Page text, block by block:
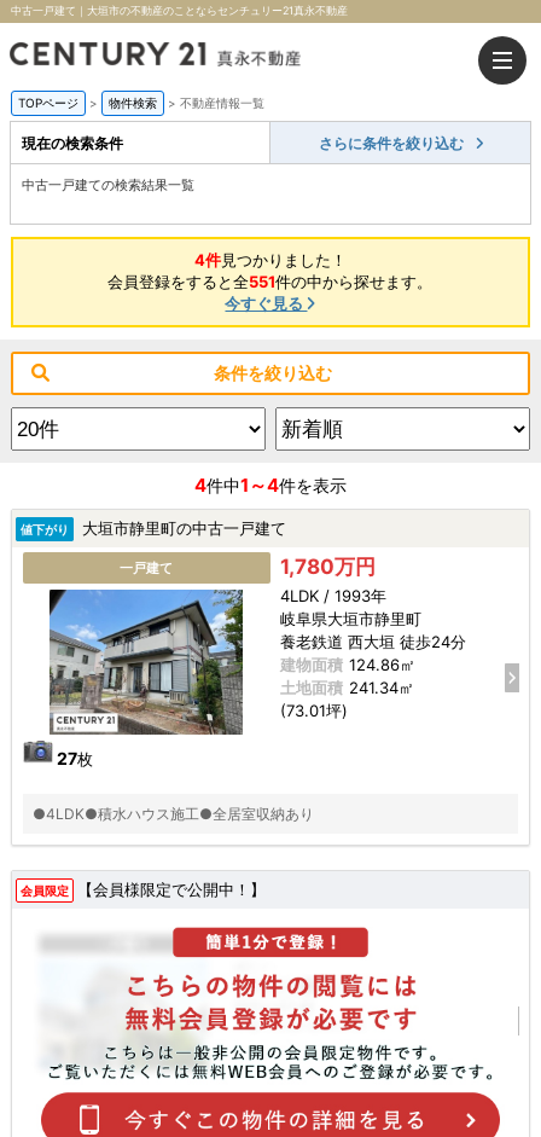
中古一戸建て｜大垣市の不動産のことならセンチュリー21真永不動産
TOPページ > 物件検索 > 不動産情報一覧
現在の検索条件 さらに条件を絞り込む
中古一戸建ての検索結果一覧
4件見つかりました！
会員登録をすると全551件の中から探せます。
今すぐ見る
条件を絞り込む
4件中1～4件を表示
値下がり 大垣市静里町の中古一戸建て
一戸建て
27枚
1,780万円
4LDK / 1993年
岐阜県大垣市静里町
養老鉄道 西大垣 徒歩24分
建物面積 124.86㎡
土地面積 241.34㎡
(73.01坪)
●4LDK●積水ハウス施工●全居室収納あり
会員限定 【会員様限定で公開中！】